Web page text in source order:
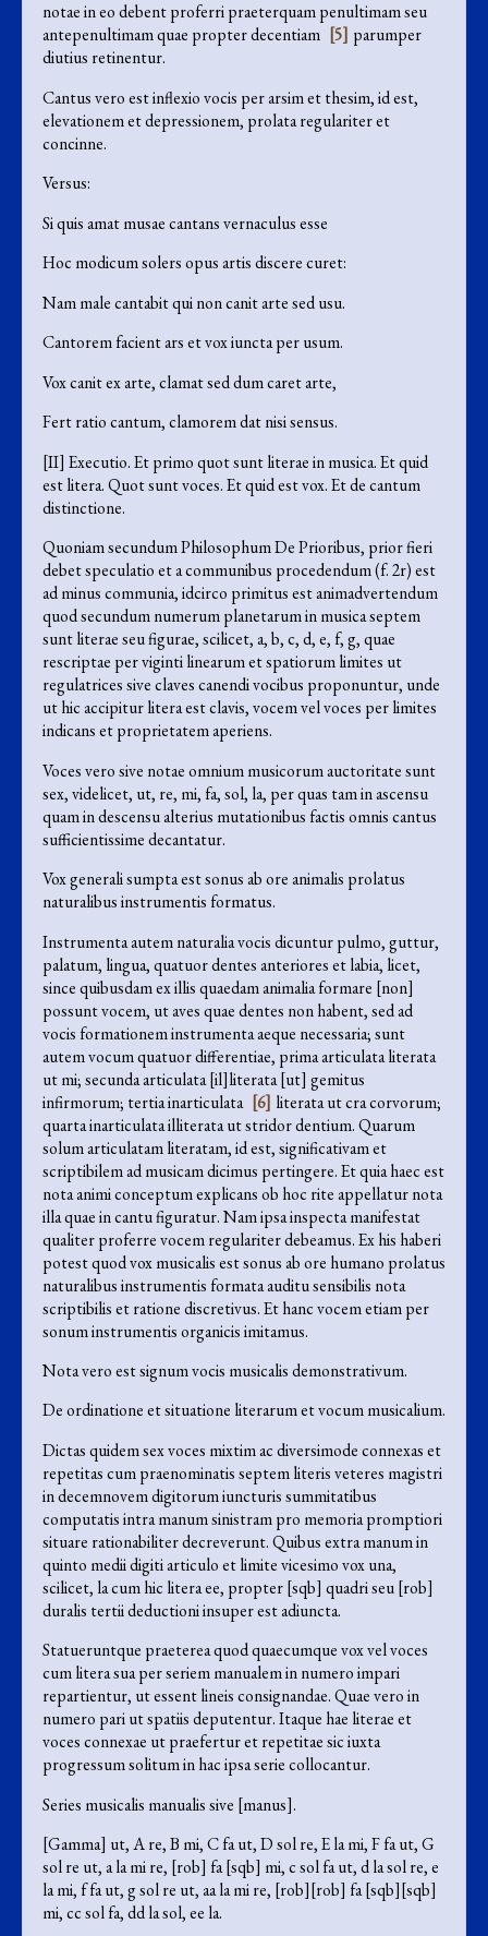
notae in eo debent proferri praeterquam penultimam seu
antepenultimam quae propter decentiam [5] parumper
diutius retinentur.
Cantus vero est inflexio vocis per arsim et thesim, id est,
elevationem et depressionem, prolata regulariter et
concinne.
Versus:
Si quis amat musae cantans vernaculus esse
Hoc modicum solers opus artis discere curet:
Nam male cantabit qui non canit arte sed usu.
Cantorem facient ars et vox iuncta per usum.
Vox canit ex arte, clamat sed dum caret arte,
Fert ratio cantum, clamorem dat nisi sensus.
[II] Executio. Et primo quot sunt literae in musica. Et quid
est litera. Quot sunt voces. Et quid est vox. Et de cantum
distinctione.
Quoniam secundum Philosophum De Prioribus, prior fieri
debet speculatio et a communibus procedendum (f. 2r) est
ad minus communia, idcirco primitus est animadvertendum
quod secundum numerum planetarum in musica septem
sunt literae seu figurae, scilicet, a, b, c, d, e, f, g, quae
rescriptae per viginti linearum et spatiorum limites ut
regulatrices sive claves canendi vocibus proponuntur, unde
ut hic accipitur litera est clavis, vocem vel voces per limites
indicans et proprietatem aperiens.
Voces vero sive notae omnium musicorum auctoritate sunt
sex, videlicet, ut, re, mi, fa, sol, la, per quas tam in ascensu
quam in descensu alterius mutationibus factis omnis cantus
sufficientissime decantatur.
Vox generali sumpta est sonus ab ore animalis prolatus
naturalibus instrumentis formatus.
Instrumenta autem naturalia vocis dicuntur pulmo, guttur,
palatum, lingua, quatuor dentes anteriores et labia, licet,
since quibusdam ex illis quaedam animalia formare [non]
possunt vocem, ut aves quae dentes non habent, sed ad
vocis formationem instrumenta aeque necessaria; sunt
autem vocum quatuor differentiae, prima articulata literata
ut mi; secunda articulata [il]literata [ut] gemitus
infirmorum; tertia inarticulata [6] literata ut cra corvorum;
quarta inarticulata illiterata ut stridor dentium. Quarum
solum articulatam literatam, id est, significativam et
scriptibilem ad musicam dicimus pertingere. Et quia haec est
nota animi conceptum explicans ob hoc rite appellatur nota
illa quae in cantu figuratur. Nam ipsa inspecta manifestat
qualiter proferre vocem regulariter debeamus. Ex his haberi
potest quod vox musicalis est sonus ab ore humano prolatus
naturalibus instrumentis formata auditu sensibilis nota
scriptibilis et ratione discretivus. Et hanc vocem etiam per
sonum instrumentis organicis imitamus.
Nota vero est signum vocis musicalis demonstrativum.
De ordinatione et situatione literarum et vocum musicalium.
Dictas quidem sex voces mixtim ac diversimode connexas et
repetitas cum praenominatis septem literis veteres magistri
in decemnovem digitorum iuncturis summitatibus
computatis intra manum sinistram pro memoria promptiori
situare rationabiliter decreverunt. Quibus extra manum in
quinto medii digiti articulo et limite vicesimo vox una,
scilicet, la cum hic litera ee, propter [sqb] quadri seu [rob]
duralis tertii deductioni insuper est adiuncta.
Statueruntque praeterea quod quaecumque vox vel voces
cum litera sua per seriem manualem in numero impari
repartientur, ut essent lineis consignandae. Quae vero in
numero pari ut spatiis deputentur. Itaque hae literae et
voces connexae ut praefertur et repetitae sic iuxta
progressum solitum in hac ipsa serie collocantur.
Series musicalis manualis sive [manus].
[Gamma] ut, A re, B mi, C fa ut, D sol re, E la mi, F fa ut, G
sol re ut, a la mi re, [rob] fa [sqb] mi, c sol fa ut, d la sol re, e
la mi, f fa ut, g sol re ut, aa la mi re, [rob][rob] fa [sqb][sqb]
mi, cc sol fa, dd la sol, ee la.